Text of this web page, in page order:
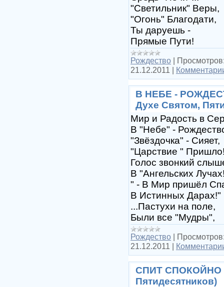
"Светильник" Веры,
"Огонь" Благодати,
Ты даруешь -
Прямые Пути!
Рождество |
21.12.2011 |
В НЕБЕ -
Духе Святом,
Мир и Радость в
В "Небе" -
"Звёздочка" - Сияет,
"Царствие "
Голос звонкий
В "Ангельских
" - В Мир пришёл
В Истинных Дарах!"
...Пастухи на поле,
Были все "Мудры",
Рождество |
21.12.2011 |
СПИТ СПОКОЙНО
Пятидесятников)